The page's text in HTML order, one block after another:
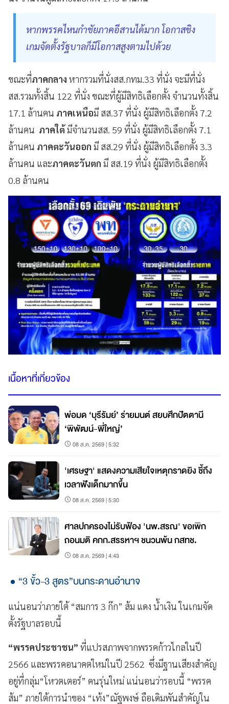
หากพรรคไหนกำชัยภาคอีสานได้มาก โอกาสชิง
เกมจัดตั้งรัฐบาลก็มีโอกาสสูงตามไปด้วย
ขณะที่ภาคกลาง หากรวมที่นั่งสส.กทม.33 ที่นั่ง จะมีที่นั่ง
สส.รวมทั้งสิ้น 122 ที่นั่ง ขณะที่ผู้มีสิทธิเลือกตั้ง จำนวนทั้งสิ้น
17.1 ล้านคน ภาคเหนือมี สส.37 ที่นั่ง ผู้มีสิทธิเลือกตั้ง 7.2
ล้านคน ภาคใต้มีจำนวนสส. 59 ที่นั่ง ผู้มีสิทธิเลือกตั้ง 7.1
ล้านคน ภาคตะวันออก มี สส.29 ที่นั่ง ผู้มีสิทธิเลือกตั้ง 3.3
ล้านคน และภาคตะวันตก มี สส.19 ที่นั่ง ผู้มีสิทธิเลือกตั้ง
0.8 ล้านคน
เนื้อหาที่เกี่ยวข้อง
พ่อมด ‘บุรีรัมย์’ ร่ายมนต์ สยบศึกปัตตานี
‘พิพัฒน์-พี่ใหญ่’
08 ส.ค. 2569 | 5:32
'เศรษฐา' แสดงความเสียใจเหตุกราดยิง ชี้ถึง
เวลาฟังเด็กมากขึ้น
08 ส.ค. 2569 | 5:30
ศาลปกครองไม่รับฟ้อง 'นพ.สรณ' ขอเพิก
ถอนมติ คกก.สรรหาฯ ชนวนพ้น กสทช.
08 ส.ค. 2569 | 4:43
“3 ขั้ว-3 สูตร”บนกระดานอำนาจ
แน่นอนว่าภายใต้ “สมการ 3 ก๊ก” ส้ม แดง น้ำเงิน ในเกมจัด
ตั้งรัฐบาลรอบนี้
“พรรคประชาชน” ที่แปรสภาพจากพรรคก้าวไกลในปี
2566 และพรรคอนาคตใหม่ในปี 2562 ซึ่งมีฐานเสียงสำคัญ
อยู่ที่กลุ่ม“โหวตเตอร์” คนรุ่นใหม่ แน่นอนว่ารอบนี้ “พรรค
ส้ม” ภายใต้การนำของ “เท้ง”ณัฐพงษ์ ถือเดิมพันสำคัญใน